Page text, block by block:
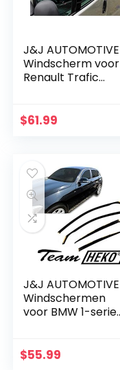
J&J AUTOMOTIVE
Windscherm voor
Renault Trafic
$61.99
J&J AUTOMOTIVE
Windschermen
voor BMW 1-serie
$55.99